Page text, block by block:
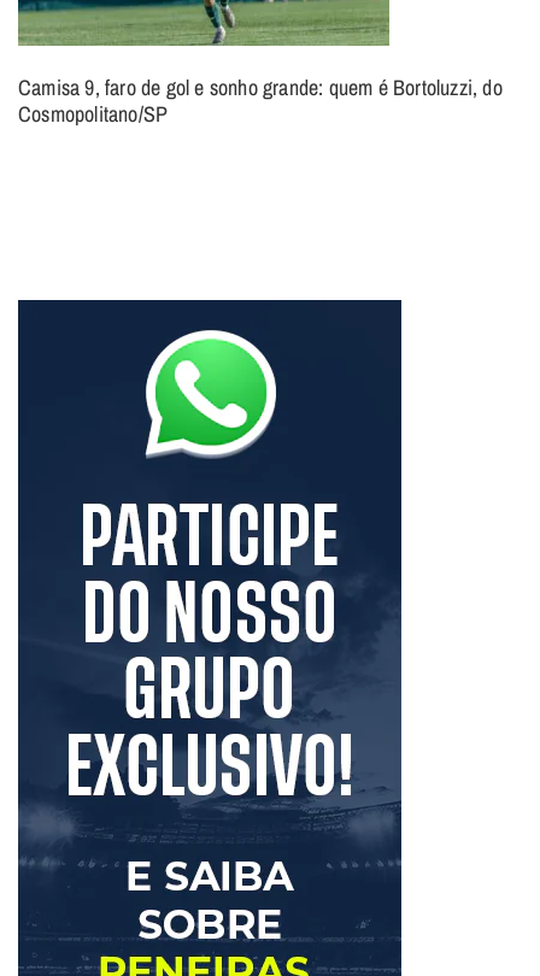
Camisa 9, faro de gol e sonho grande: quem é Bortoluzzi, do
Cosmopolitano/SP